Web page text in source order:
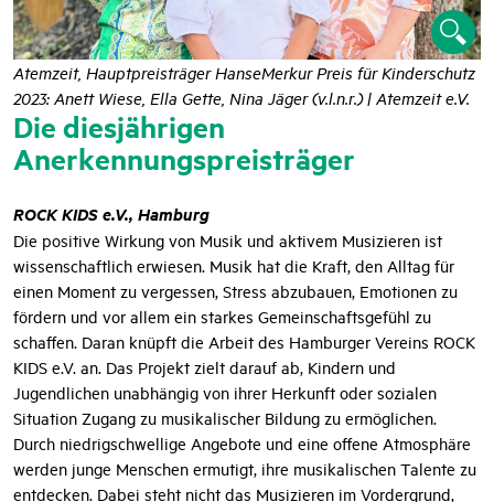
Atemzeit, Hauptpreisträger HanseMerkur Preis für Kinderschutz
2023: Anett Wiese, Ella Gette, Nina Jäger (v.l.n.r.) | Atemzeit e.V.
Die diesjährigen
Anerkennungspreisträger
ROCK KIDS e.V., Hamburg
Die positive Wirkung von Musik und aktivem Musizieren ist
wissenschaftlich erwiesen. Musik hat die Kraft, den Alltag für
einen Moment zu vergessen, Stress abzubauen, Emotionen zu
fördern und vor allem ein starkes Gemeinschaftsgefühl zu
schaffen. Daran knüpft die Arbeit des Hamburger Vereins ROCK
KIDS e.V. an. Das Projekt zielt darauf ab, Kindern und
Jugendlichen unabhängig von ihrer Herkunft oder sozialen
Situation Zugang zu musikalischer Bildung zu ermöglichen.
Durch niedrigschwellige Angebote und eine offene Atmosphäre